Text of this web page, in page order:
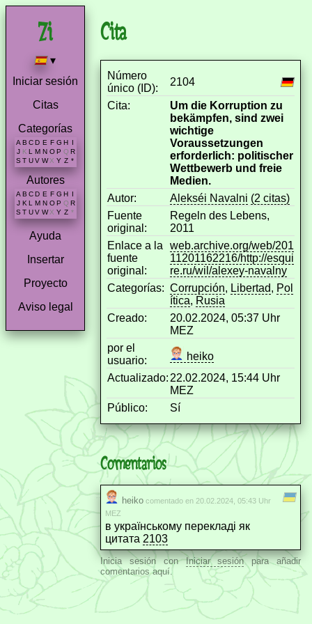
▾
Iniciar sesión
Citas
Categorías
A B C D E F G H I
J K L M N O P Q R
S T U V W X Y Z *
Autores
A B C D E F G H
J K L M N O P Q R
S T U V W X Y Z *
Ayuda
Insertar
Proyecto
Aviso legal
Cita
Número
único (ID):
2104
Cita:
Um die Korruption zu
bekämpfen, sind zwei
wichtige
Voraussetzungen
erforderlich: politischer
Wettbewerb und freie
Medien.
Autor:
Alekséi Navalni (2 citas)
Fuente
original:
Regeln des Lebens,
2011
Enlace a la
fuente
original:
web.archive.org/web/201
11201162216/http://esqui
re.ru/wil/alexey-navalny
Categorías: Corrupción, Libertad, Pol
ítica, Rusia
Creado:
20.02.2024, 05:37 Uhr
MEZ
por el
usuario:
heiko
Actualizado: 22.02.2024, 15:44 Uhr
MEZ
Público:
Sí
Comentarios
heiko comentado en 20.02.2024, 05:43 Uhr
MEZ
в українському перекладі як
цитата 2103
Inicia sesión conIniciar sesiónpara añadir
comentarios aquí.